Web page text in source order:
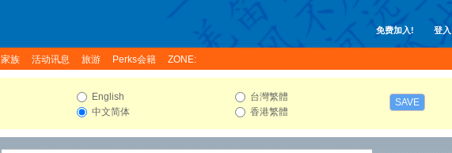
免费加入! 登入
家族 活动讯息 旅游 Perks会籍 ZONE:
English
中文简体
台灣繁體
香港繁體
SAVE